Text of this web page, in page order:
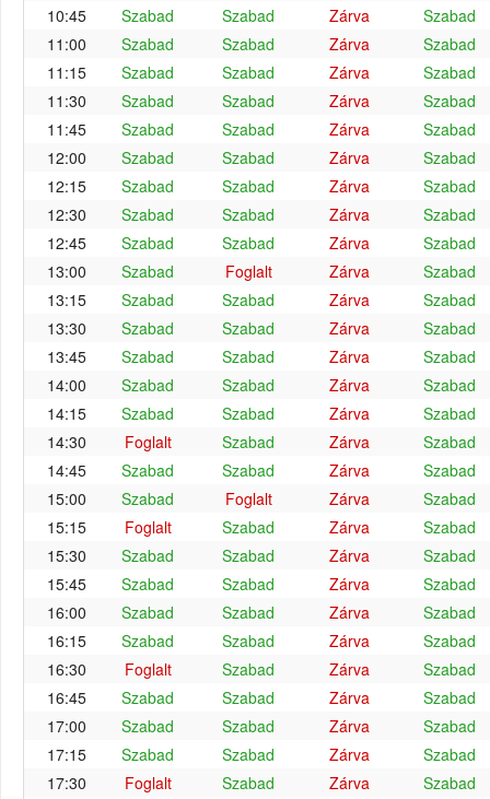
10:45
Szabad Szabad Zárva
Szabad
11:00
Szabad Szabad Zárva
Szabad
11:15
Szabad Szabad Zárva
Szabad
11:30
Szabad Szabad Zárva
Szabad
11:45
Szabad Szabad Zárva
Szabad
12:00
Szabad Szabad Zárva
Szabad
12:15
Szabad Szabad Zárva
Szabad
12:30
Szabad Szabad Zárva
Szabad
12:45
Szabad Szabad Zárva
Szabad
13:00
Szabad Foglalt Zárva
Szabad
13:15
Szabad Szabad Zárva
Szabad
13:30
Szabad Szabad Zárva
Szabad
13:45
Szabad Szabad Zárva
Szabad
14:00
Szabad Szabad Zárva
Szabad
14:15
Szabad Szabad Zárva
Szabad
14:30
Foglalt Szabad Zárva
Szabad
14:45
Szabad Szabad Zárva
Szabad
15:00
Szabad Foglalt Zárva
Szabad
15:15
Foglalt Szabad Zárva
Szabad
15:30
Szabad Szabad Zárva
Szabad
15:45
Szabad Szabad Zárva
Szabad
16:00
Szabad Szabad Zárva
Szabad
16:15
Szabad Szabad Zárva
Szabad
16:30
Foglalt Szabad Zárva
Szabad
16:45
Szabad Szabad Zárva
Szabad
17:00
Szabad Szabad Zárva
Szabad
17:15
Szabad Szabad Zárva
Szabad
17:30
Foglalt Szabad Zárva
Szabad